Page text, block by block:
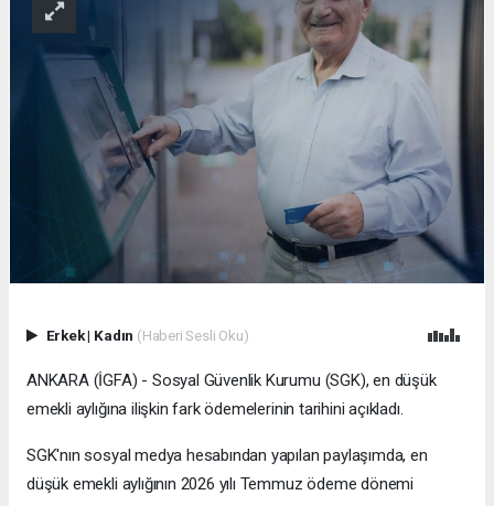
Erkek| Kadın (Haberi Sesli Oku)
ANKARA (İGFA) - Sosyal Güvenlik Kurumu (SGK), en düşük
emekli aylığına ilişkin fark ödemelerinin tarihini açıkladı.
SGK'nın sosyal medya hesabından yapılan paylaşımda, en
düşük emekli aylığının 2026 yılı Temmuz ödeme dönemi